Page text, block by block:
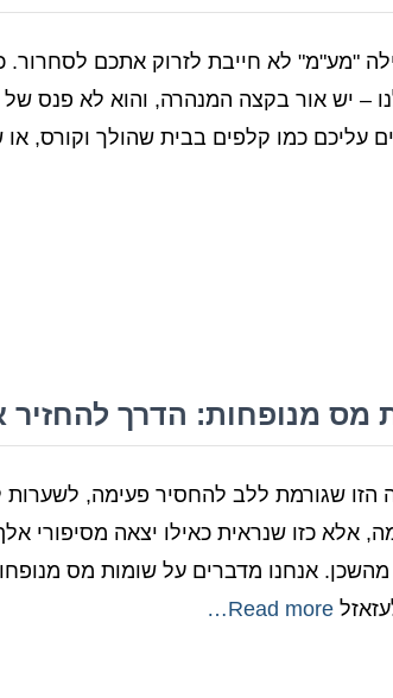
"מע"מ" לא חייבת לזרוק אתכם לסחרור.
– יש אור בקצה המנהרה, והוא לא פנס
עליכם כמו קלפים בבית שהולך וקורס,
מס מנופחות: הדרך
שגורמת ללב להחסיר פעימה, לשערות
כזו שנראית כאילו יצאה מסיפורי אלף
אנחנו מדברים על שומות מס
Read more…